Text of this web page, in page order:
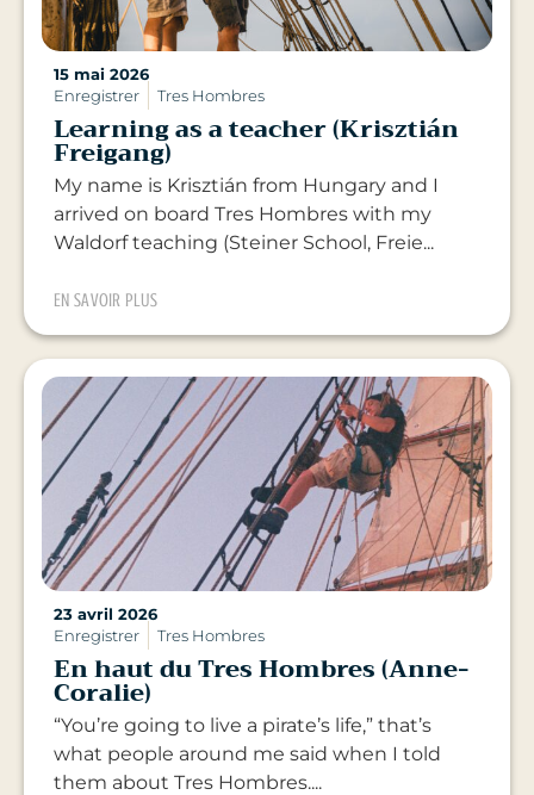
15 mai 2026
Enregistrer
Tres Hombres
Learning as a teacher (Krisztián
Freigang)
My name is Krisztián from Hungary and I
arrived on board Tres Hombres with my
Waldorf teaching (Steiner School, Freie...
EN SAVOIR PLUS
23 avril 2026
Enregistrer
Tres Hombres
En haut du Tres Hombres (Anne-
Coralie)
“You’re going to live a pirate’s life,” that’s
what people around me said when I told
them about Tres Hombres....